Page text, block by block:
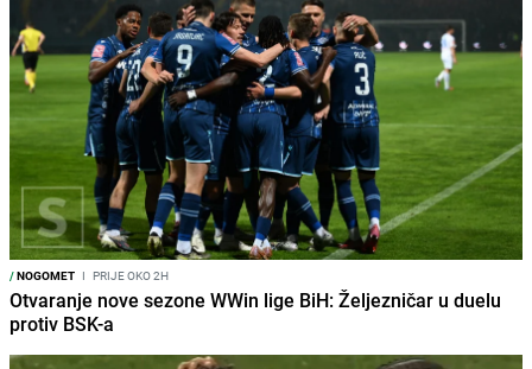
/NOGOMET I PRIJE OKO 2H
Otvaranje nove sezone WWin lige BiH: Željezničar u duelu
protiv BSK-a